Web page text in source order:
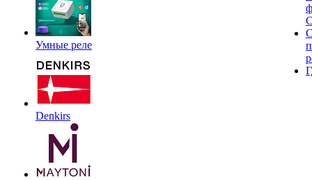
Умные реле
Denkirs